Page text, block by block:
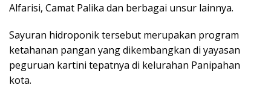
Alfarisi, Camat Palika dan berbagai unsur lainnya.
Sayuran hidroponik tersebut merupakan program
ketahanan pangan yang dikembangkan di yayasan
peguruan kartini tepatnya di kelurahan Panipahan
kota.